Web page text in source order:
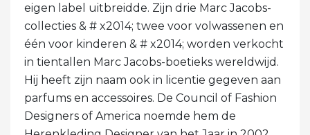
eigen label uitbreidde. Zijn drie Marc Jacobs-
collecties & # x2014; twee voor volwassenen en
één voor kinderen & # x2014; worden verkocht
in tientallen Marc Jacobs-boetieks wereldwijd.
Hij heeft zijn naam ook in licentie gegeven aan
parfums en accessoires. De Council of Fashion
Designers of America noemde hem de